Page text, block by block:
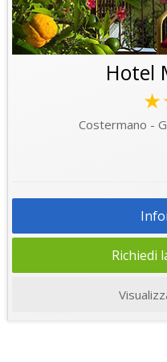
Hotel
Costermano -
Richiedi